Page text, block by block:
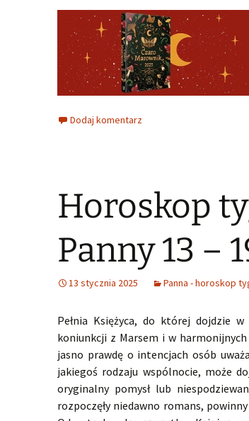
Dodaj komentarz
Horoskop
Panny 13 –
13 stycznia 2025 Panna - horoskop
Pełnia Księżyca, do której dojdzie
koniunkcji z Marsem i w
jasno prawdę o intencjach osób
jakiegoś rodzaju wspólnocie, może
oryginalny pomysł lub
rozpoczęły niedawno romans,